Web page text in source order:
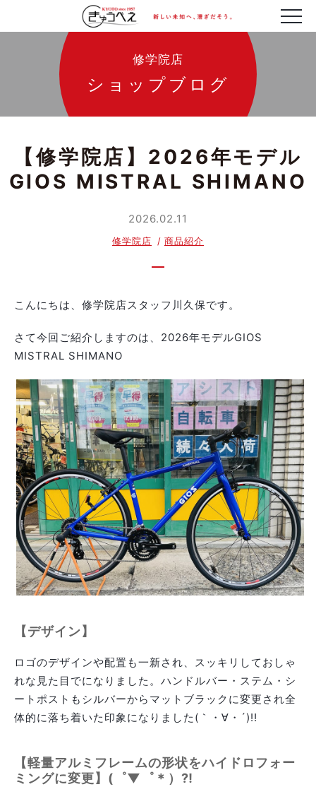
修学院店
ショップブログ
【修学院店】2026年モデル
GIOS MISTRAL SHIMANO
2026.02.11
修学院店 商品紹介
こんにちは、修学院店スタッフ川久保です。
さて今回ご紹介しますのは、2026年モデルGIOS
MISTRAL SHIMANO
【デザイン】
ロゴのデザインや配置も一新され、スッキリしておしゃ
れな見た目でになりました。ハンドルバー・ステム・シ
ートポストもシルバーからマットブラックに変更され全
体的に落ち着いた印象になりました(｀・∀・´)!!
【軽量アルミフレームの形状をハイドロフォー
ミングに変更】(゜▼゜＊）⁈